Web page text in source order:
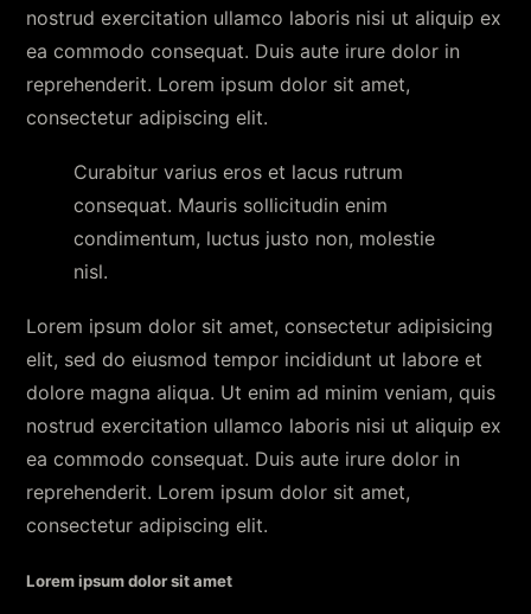
nostrud exercitation ullamco laboris nisi ut aliquip ex
ea commodo consequat. Duis aute irure dolor in
reprehenderit. Lorem ipsum dolor sit amet,
consectetur adipiscing elit.
Curabitur varius eros et lacus rutrum
consequat. Mauris sollicitudin enim
condimentum, luctus justo non, molestie
nisl.
Lorem ipsum dolor sit amet, consectetur adipisicing
elit, sed do eiusmod tempor incididunt ut labore et
dolore magna aliqua. Ut enim ad minim veniam, quis
nostrud exercitation ullamco laboris nisi ut aliquip ex
ea commodo consequat. Duis aute irure dolor in
reprehenderit. Lorem ipsum dolor sit amet,
consectetur adipiscing elit.
Lorem ipsum dolor sit amet